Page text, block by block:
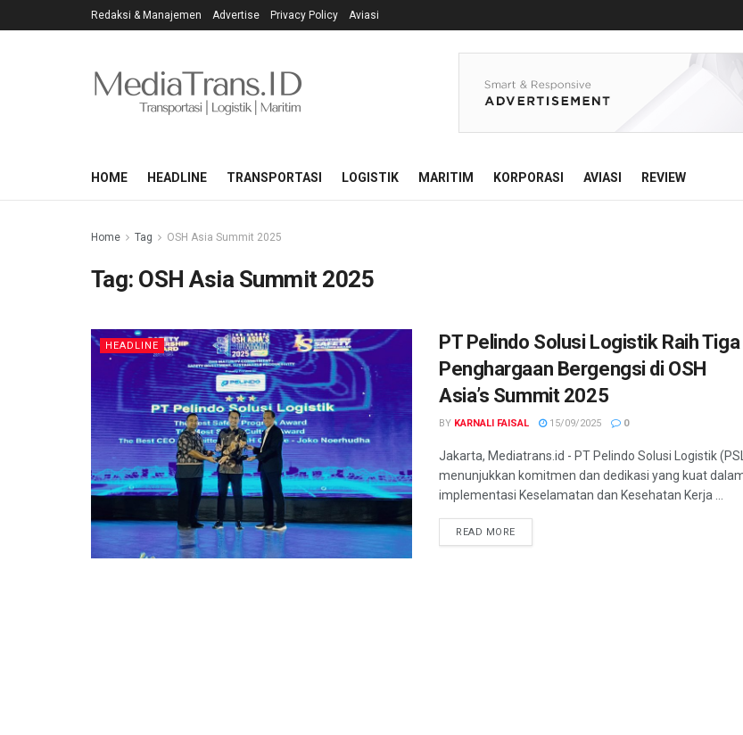
Redaksi & Manajemen Advertise Privacy Policy Aviasi
HOME HEADLINE TRANSPORTASI LOGISTIK MARITIM KORPORASI AVIASI REVIEW
Home Tag OSH Asia Summit 2025
Tag: OSH Asia Summit 2025
HEADLINE
PT Pelindo Solusi Logistik Raih Tiga
Penghargaan Bergengsi di OSH
Asia’s Summit 2025
BY KARNALI FAISAL 15/09/2025 0
Jakarta, Mediatrans.id - PT Pelindo Solusi Logistik
menunjukkan komitmen dan dedikasi yang kuat
implementasi Keselamatan dan Kesehatan Kerja ...
READ MORE